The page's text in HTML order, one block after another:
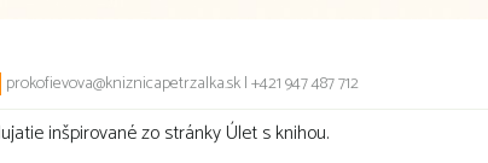
prokofievova@kniznicapetrzalka.sk|+421 947 487 712
inšpirované zo stránky Úlet s knihou.